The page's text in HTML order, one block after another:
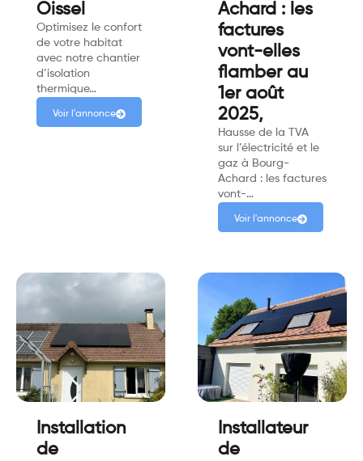
Oissel
Optimisez le confort
de votre habitat
avec notre chantier
d’isolation
thermique…
Voir l'annonce
Achard : les
factures
vont-elles
flamber au
1er août
2025,
Hausse de la TVA
sur l’électricité et le
gaz à Bourg-
Achard : les factures
vont-…
Voir l'annonce
Installation
de
Installateur
de